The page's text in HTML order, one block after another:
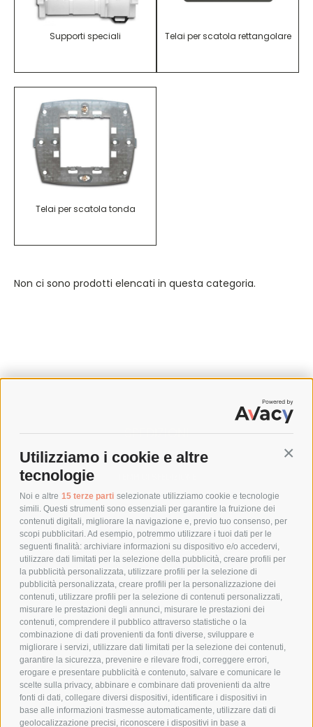
Utilizziamo i cookie e altre
tecnologie
Noi e altre 15 terze parti selezionate utilizziamo cookie e tecnologie
simili. Questi strumenti sono essenziali per garantire la fruizione dei
contenuti digitali, migliorare la navigazione e, previo tuo consenso, per
scopi pubblicitari. Ad esempio, potremmo utilizzare i tuoi dati per le
seguenti finalità: archiviare informazioni su dispositivo e/o accedervi,
utilizzare dati limitati per la selezione della pubblicità, creare profili per
la pubblicità personalizzata, utilizzare profili per la selezione di
pubblicità personalizzata, creare profili per la personalizzazione dei
contenuti, utilizzare profili per la selezione di contenuti personalizzati,
misurare le prestazioni degli annunci, misurare le prestazioni dei
contenuti, comprendere il pubblico attraverso statistiche o la
combinazione di dati provenienti da fonti diverse, sviluppare e
migliorare i servizi, utilizzare dati limitati per la selezione dei contenuti,
garantire la sicurezza, prevenire e rilevare frodi, correggere errori,
erogare e presentare pubblicità e contenuto, salvare e comunicare le
scelte sulla privacy, abbinare e combinare dati provenienti da altre
fonti di dati, collegare diversi dispositivi, identificare i dispositivi in
base alle informazioni trasmesse automaticamente, utilizzare dati di
geolocalizzazione precisi, riconoscere i dispositivi in base a
Supporti speciali Telai per scatola rettangolare
Telai per scatola tonda
Non ci sono prodotti elencati in questa categoria.
SPEDIZIONI
COSTI DI SPEDIZIONE
POLITICA DI RESO
POLICY
PRIVACY POLICY
COOKIE POLICY
PAGAMENTI SICURI
AZIENDA
CHI SIAMO
MARCHI TRATTATI
CONDOMINI